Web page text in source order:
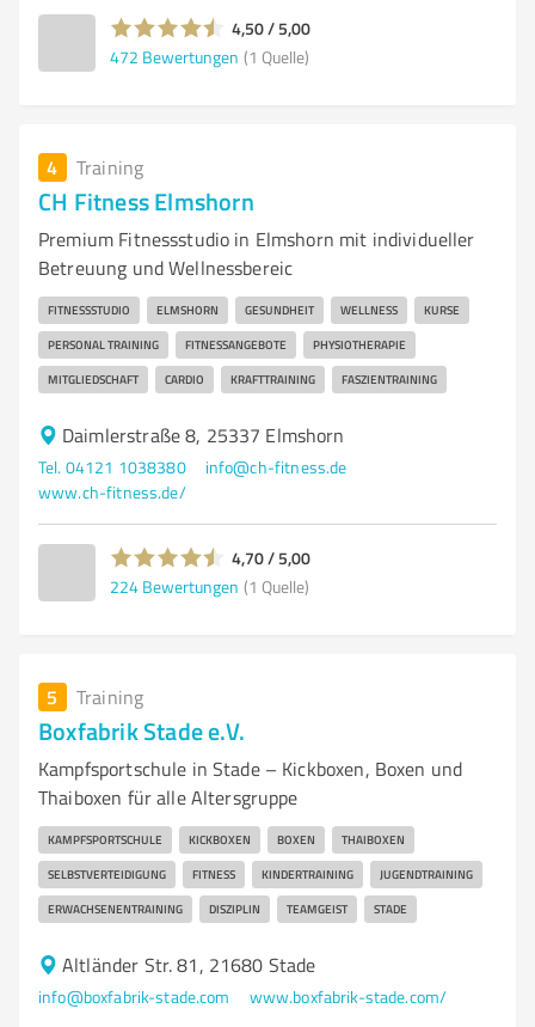
4,50 / 5,00
472 Bewertungen (1 Quelle)
4 Training
CH Fitness Elmshorn
Premium Fitnessstudio in Elmshorn mit individueller
Betreuung und Wellnessbereic
FITNESSSTUDIO ELMSHORN GESUNDHEIT WELLNESS KURSE
PERSONAL TRAINING FITNESSANGEBOTE PHYSIOTHERAPIE
MITGLIEDSCHAFT CARDIO KRAFTTRAINING FASZIENTRAINING
Daimlerstraße 8, 25337 Elmshorn
Tel. 04121 1038380
info@ch-fitness.de
www.ch-fitness.de/
4,70 / 5,00
224 Bewertungen (1 Quelle)
5 Training
Boxfabrik Stade e.V.
Kampfsportschule in Stade – Kickboxen, Boxen und
Thaiboxen für alle Altersgruppe
KAMPFSPORTSCHULE KICKBOXEN BOXEN THAIBOXEN
SELBSTVERTEIDIGUNG FITNESS KINDERTRAINING JUGENDTRAINING
ERWACHSENENTRAINING DISZIPLIN TEAMGEIST STADE
Altländer Str. 81, 21680 Stade
info@boxfabrik-stade.com www.boxfabrik-stade.com/